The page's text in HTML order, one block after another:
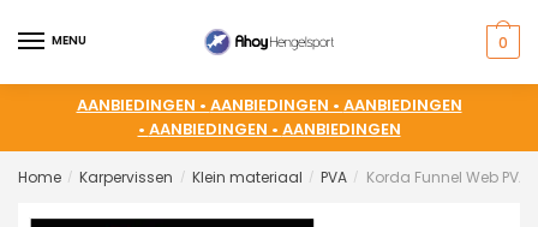
MENU 0
AANBIEDINGEN • AANBIEDINGEN • AANBIEDINGEN
• AANBIEDINGEN • AANBIEDINGEN
Home / Karpervissen / Klein materiaal / PVA / Korda Funnel Web